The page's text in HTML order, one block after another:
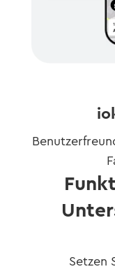
Setzen